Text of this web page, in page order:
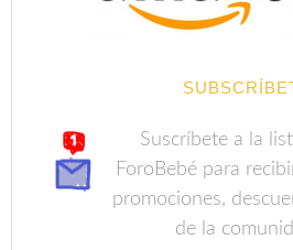
Suscríbete a la
ForoBebé para
promociones,
de la